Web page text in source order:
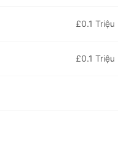
£0.1 Triệu
£0.1 Triệu